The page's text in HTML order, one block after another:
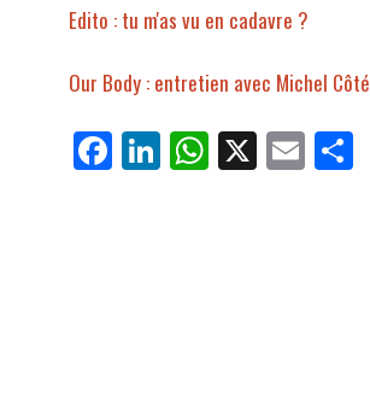
Edito : tu m'as vu en cadavre ?
Our Body : entretien avec Michel Côté
Fa
ce
Li
nk
W
ha
X E
m
Pa